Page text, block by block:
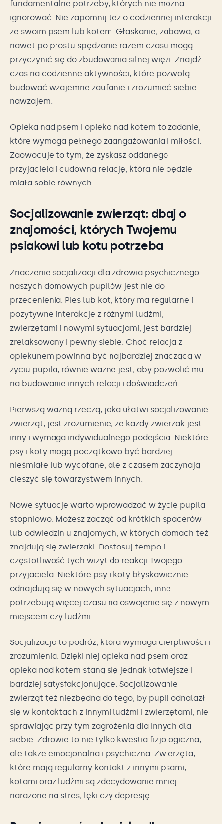
fundamentalne potrzeby, których nie można
ignorować. Nie zapomnij też o codziennej interakcji
ze swoim psem lub kotem. Głaskanie, zabawa, a
nawet po prostu spędzanie razem czasu mogą
przyczynić się do zbudowania silnej więzi. Znajdź
czas na codzienne aktywności, które pozwolą
budować wzajemne zaufanie i zrozumieć siebie
nawzajem.
Opieka nad psem i opieka nad kotem to zadanie,
które wymaga pełnego zaangażowania i miłości.
Zaowocuje to tym, że zyskasz oddanego
przyjaciela i cudowną relację, która nie będzie
miała sobie równych.
Socjalizowanie zwierząt: dbaj o
znajomości, których Twojemu
psiakowi lub kotu potrzeba
Znaczenie socjalizacji dla zdrowia psychicznego
naszych domowych pupilów jest nie do
przecenienia. Pies lub kot, który ma regularne i
pozytywne interakcje z różnymi ludźmi,
zwierzętami i nowymi sytuacjami, jest bardziej
zrelaksowany i pewny siebie. Choć relacja z
opiekunem powinna być najbardziej znaczącą w
życiu pupila, równie ważne jest, aby pozwolić mu
na budowanie innych relacji i doświadczeń.
Pierwszą ważną rzeczą, jaka ułatwi socjalizowanie
zwierząt, jest zrozumienie, że każdy zwierzak jest
inny i wymaga indywidualnego podejścia. Niektóre
psy i koty mogą początkowo być bardziej
nieśmiałe lub wycofane, ale z czasem zaczynają
cieszyć się towarzystwem innych.
Nowe sytuacje warto wprowadzać w życie pupila
stopniowo. Możesz zacząć od krótkich spacerów
lub odwiedzin u znajomych, w których domach też
znajdują się zwierzaki. Dostosuj tempo i
częstotliwość tych wizyt do reakcji Twojego
przyjaciela. Niektóre psy i koty błyskawicznie
odnajdują się w nowych sytuacjach, inne
potrzebują więcej czasu na oswojenie się z nowym
miejscem czy ludźmi.
Socjalizacja to podróż, która wymaga cierpliwości i
zrozumienia. Dzięki niej opieka nad psem oraz
opieka nad kotem staną się jednak łatwiejsze i
bardziej satysfakcjonujące. Socjalizowanie
zwierząt też niezbędna do tego, by pupil odnalazł
się w kontaktach z innymi ludźmi i zwierzętami, nie
sprawiając przy tym zagrożenia dla innych dla
siebie. Zdrowie to nie tylko kwestia fizjologiczna,
ale także emocjonalna i psychiczna. Zwierzęta,
które mają regularny kontakt z innymi psami,
kotami oraz ludźmi są zdecydowanie mniej
narażone na stres, lęki czy depresję.